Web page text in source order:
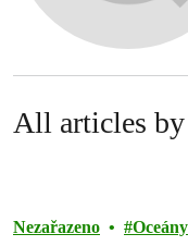
All articles
Nezařazeno Oceány